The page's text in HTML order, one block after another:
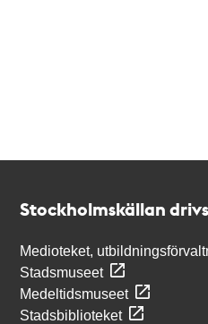
Stockholmskällan
Medioteket,
Stadsmuseet
Medeltidsmuseet
Stadsbiblioteket